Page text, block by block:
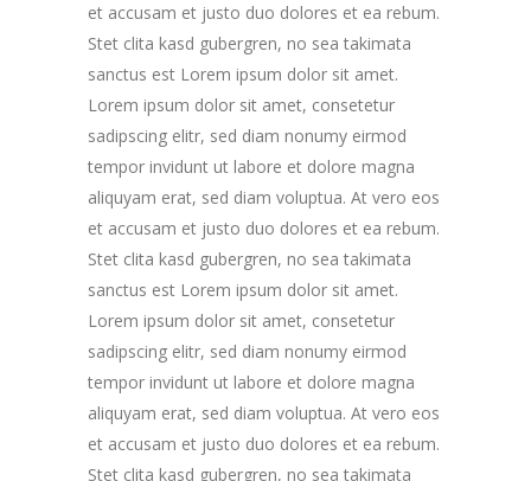
et accusam et justo duo dolores et ea rebum.
Stet clita kasd gubergren, no sea takimata
sanctus est Lorem ipsum dolor sit amet.
Lorem ipsum dolor sit amet, consetetur
sadipscing elitr, sed diam nonumy eirmod
tempor invidunt ut labore et dolore magna
aliquyam erat, sed diam voluptua. At vero eos
et accusam et justo duo dolores et ea rebum.
Stet clita kasd gubergren, no sea takimata
sanctus est Lorem ipsum dolor sit amet.
Lorem ipsum dolor sit amet, consetetur
sadipscing elitr, sed diam nonumy eirmod
tempor invidunt ut labore et dolore magna
aliquyam erat, sed diam voluptua. At vero eos
et accusam et justo duo dolores et ea rebum.
Stet clita kasd gubergren, no sea takimata